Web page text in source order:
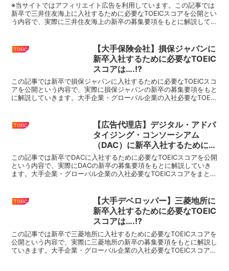
※当サイトではアフィリエイト広告を利用しています。この記事では
新卒で三井住友海上に入社するために必要なTOEICスコアを公開とい
う内容で、実際に三井住友海上の新卒の募集要項をもとに解説してい
TOEIC
【大手保険会社】損保ジャパンに
新卒入社するために必要なTOEIC
スコアは….!?
この記事では新卒で損保ジャパンに入社するために必要なTOEICスコ
アを公開という内容で、実際に損保ジャパンの新卒の募集要項をもと
に解説していきます。大手企業・グローバル企業の入社必要なTOEIC
TOEIC
【広告代理店】デジタル・アドバ
タイジング・コンソーシアム
（DAC）に新卒入社するために必
要なTOEICスコアは….!?
この記事では新卒でDACに入社するために必要なTOEICスコアを公開
という内容で、実際にDACの新卒の募集要項をもとに解説していき
ます。大手企業・グローバル企業の入社必要なTOEICスコアをまとめ
TOEIC
【大手デベロッパー】三菱地所に
新卒入社するために必要なTOEIC
スコアは….!?
この記事では新卒で三菱地所に入社するために必要なTOEICスコアを
公開という内容で、実際に三菱地所の新卒の募集要項をもとに解説し
ていきます。大手企業・グローバル企業の入社必要なTOEICスコアを